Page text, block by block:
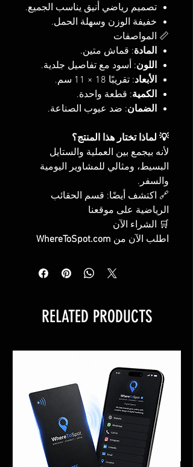
تصميم رياضي أنيق يناسب الجميع.
خفيفة الوزن وسهلة الحمل.
📏 المواصفات
المادة: قماش متين.
اللون: أسود مع تفاصيل جلدية.
الأبعاد: تقريبًا 18 × 11 سم.
الكمية: قطعة واحدة.
الضمان: ضد عيوب الصناعة.
💡 لماذا تختار هذا المنتج؟
لأنه بيجمع بين العملية والستايل
البسيط، ومثالي للمشاوير اليومية
والسفر.
🔗 اكتشف أيضًا: قسم الحقائب
الرياضية على موقعنا
🛒 الشراء الآن
اطلب الآن من WhereToSpot.com
RELATED PRODUCTS